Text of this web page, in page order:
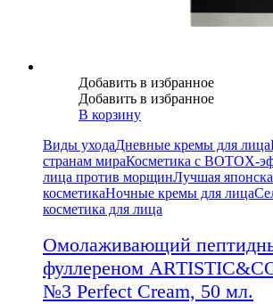
Добавить в избранное
Добавить в избранное
В корзину
Виды уходаДневные кремы для лица
странам мираКосметика с BOTOX-
лица против морщинЛучшая
косметикаНочные кремы для лица
косметика для лица
Омолаживающий
фуллереном
№3 Perfect Cream, 50 мл.